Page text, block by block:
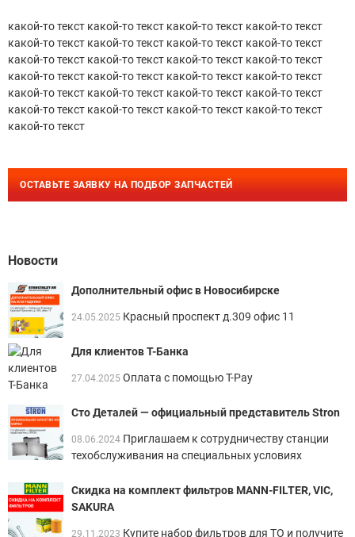
какой-то текст какой-то текст какой-то текст какой-то текст
какой-то текст какой-то текст какой-то текст какой-то текст
какой-то текст какой-то текст какой-то текст какой-то текст
какой-то текст какой-то текст какой-то текст какой-то текст
какой-то текст какой-то текст какой-то текст какой-то текст
какой-то текст какой-то текст какой-то текст какой-то текст
какой-то текст
ОСТАВЬТЕ ЗАЯВКУ НА ПОДБОР ЗАПЧАСТЕЙ
Новости
Дополнительный офис в Новосибирске
24.05.2025 Красный проспект д.309 офис 11
Для клиентов Т-Банка
27.04.2025 Оплата с помощью T-Pay
Сто Деталей — официальный представитель Stron
08.06.2024 Приглашаем к сотрудничеству станции
техобслуживания на специальных условиях
Скидка на комплект фильтров MANN-FILTER, VIC,
SAKURA
29.11.2023 Купите набор фильтров для ТО и получите